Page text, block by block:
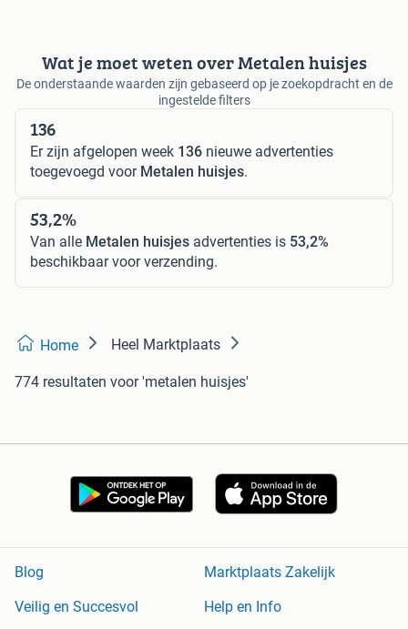
Wat je moet weten over Metalen huisjes
De onderstaande waarden zijn gebaseerd op je zoekopdracht en de
ingestelde filters
136
Er zijn afgelopen week 136 nieuwe advertenties
toegevoegd voor Metalen huisjes.
53,2%
Van alle Metalen huisjes advertenties is 53,2%
beschikbaar voor verzending.
Home Heel Marktplaats
774 resultaten voor 'metalen huisjes'
Blog
Marktplaats Zakelijk
Veilig en Succesvol
Help en Info